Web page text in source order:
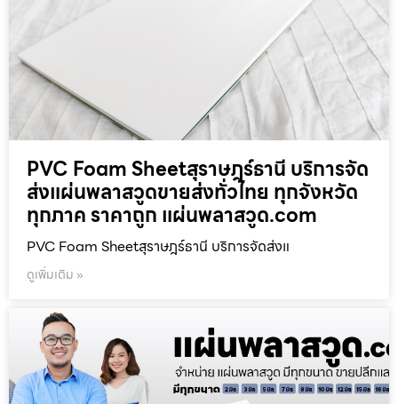
PVC Foam Sheetสุราษฎร์ธานี บริการจัด
ส่งแผ่นพลาสวูดขายส่งทั่วไทย ทุกจังหวัด
ทุกภาค ราคาถูก แผ่นพลาสวูด.com
PVC Foam Sheetสุราษฎร์ธานี บริการจัดส่งแ
ดูเพิ่มเติม »